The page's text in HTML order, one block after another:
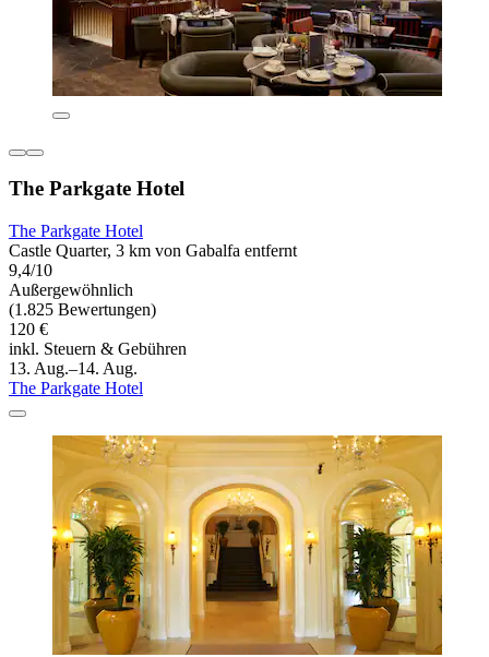
The Parkgate Hotel
The Parkgate Hotel
Castle Quarter, 3 km von Gabalfa entfernt
9,4/10
Außergewöhnlich
(1.825 Bewertungen)
120 €
inkl. Steuern & Gebühren
13. Aug.–14. Aug.
The Parkgate Hotel